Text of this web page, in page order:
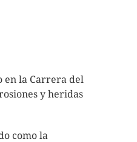
en la Carrera del
y heridas
como la